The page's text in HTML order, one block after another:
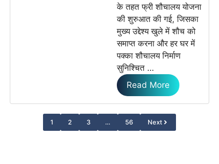
के तहत फ्री शौचालय योजना
की शुरुआत की गई, जिसका
मुख्य उद्देश्य खुले में शौच को
समाप्त करना और हर घर में
पक्का शौचालय निर्माण
सुनिश्चित …
Read More
1 2 3 … 56 Next